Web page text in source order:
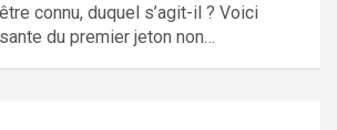
connu, duquel s’agit-il ? Voici
du premier jeton non…